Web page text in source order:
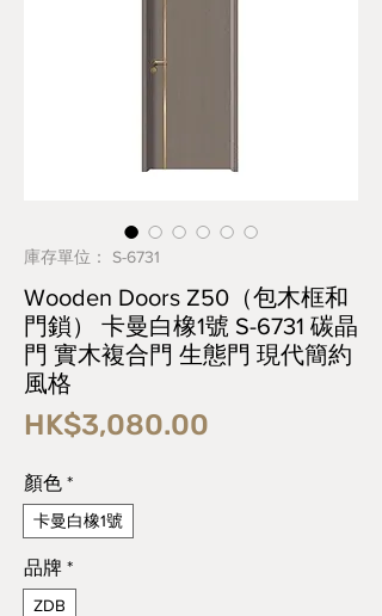
庫存單位： S-6731
Wooden Doors Z50（包木框和
門鎖） 卡曼白橡1號 S-6731 碳晶
門 實木複合門 生態門 現代簡約
風格
HK$3,080.00
顏色 *
卡曼白橡1號
品牌 *
ZDB